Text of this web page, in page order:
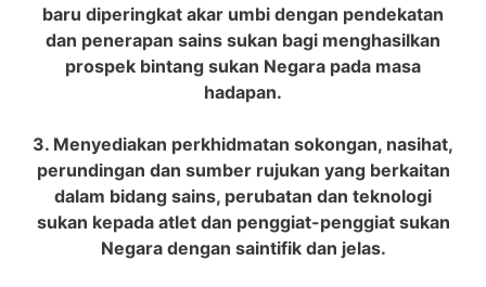
baru diperingkat akar umbi dengan pendekatan
dan penerapan sains sukan bagi menghasilkan
prospek bintang sukan Negara pada masa
hadapan.
3. Menyediakan perkhidmatan sokongan, nasihat,
perundingan dan sumber rujukan yang berkaitan
dalam bidang sains, perubatan dan teknologi
sukan kepada atlet dan penggiat-penggiat sukan
Negara dengan saintifik dan jelas.